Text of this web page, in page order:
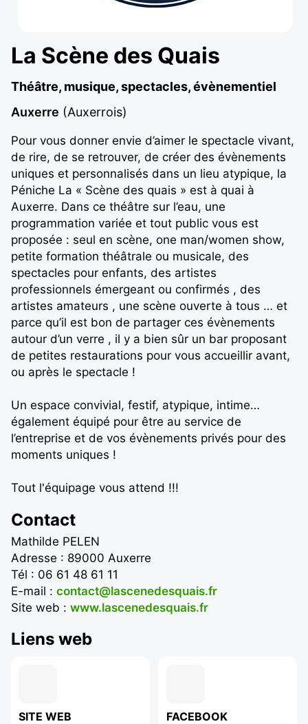
La Scène des Quais
Théâtre, musique, spectacles, évènementiel
Auxerre (Auxerrois)
Pour vous donner envie d’aimer le spectacle vivant,
de rire, de se retrouver, de créer des évènements
uniques et personnalisés dans un lieu atypique, la
Péniche La « Scène des quais » est à quai à
Auxerre. Dans ce théâtre sur l’eau, une
programmation variée et tout public vous est
proposée : seul en scène, one man/women show,
petite formation théâtrale ou musicale, des
spectacles pour enfants, des artistes
professionnels émergeant ou confirmés , des
artistes amateurs , une scène ouverte à tous … et
parce qu’il est bon de partager ces évènements
autour d’un verre , il y a bien sûr un bar proposant
de petites restaurations pour vous accueillir avant,
ou après le spectacle !
Un espace convivial, festif, atypique, intime…
également équipé pour être au service de
l’entreprise et de vos évènements privés pour des
moments uniques !
Tout l'équipage vous attend !!!
Contact
Mathilde PELEN
Adresse : 89000 Auxerre
Tél : 06 61 48 61 11
E-mail : contact@lascenedesquais.fr
Site web : www.lascenedesquais.fr
Liens web
SITE WEB
FACEBOOK